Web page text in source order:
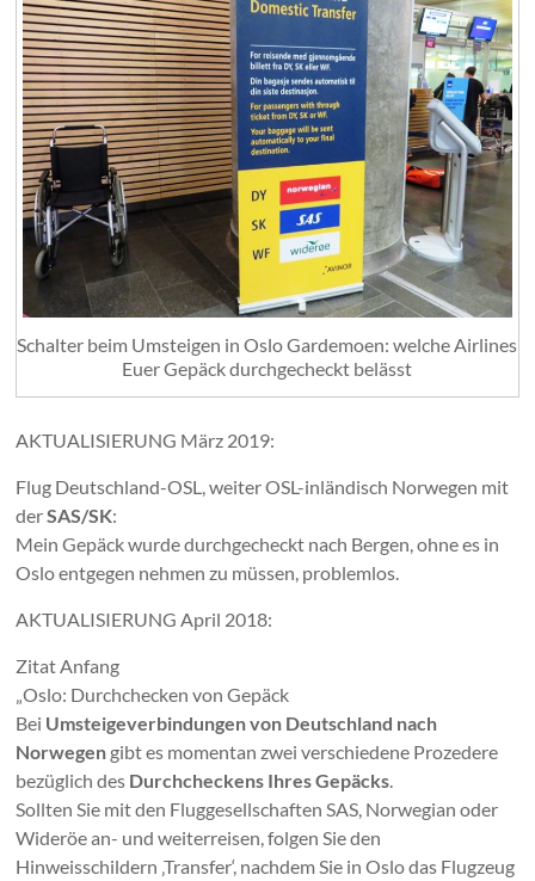
Schalter beim Umsteigen in Oslo Gardemoen: welche Airlines
Euer Gepäck durchgecheckt belässt
AKTUALISIERUNG März 2019:
Flug Deutschland-OSL, weiter OSL-inländisch Norwegen mit
derSAS/SK:
Mein Gepäck wurde durchgecheckt nach Bergen, ohne es in
Oslo entgegen nehmen zu müssen, problemlos.
AKTUALISIERUNG April 2018:
Zitat Anfang
„Oslo: Durchchecken von Gepäck
Bei Umsteigeverbindungen von Deutschland nach
Norwegen gibt es momentan zwei verschiedene Prozedere
bezüglich des Durchcheckens Ihres Gepäcks.
Sollten Sie mit den Fluggesellschaften SAS, Norwegian oder
Wideröe an- und weiterreisen, folgen Sie den
Hinweisschildern ‚Transfer‘, nachdem Sie in Oslo das Flugzeug